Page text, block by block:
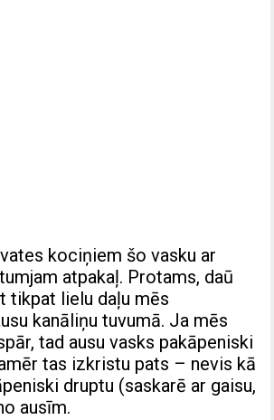
kociņiem šo vasku ar
atpakaļ. Protams, daū
tikpat lielu daļu mēs
kanāliņu tuvumā. Ja mēs
tad ausu vasks pakāpeniski
tas izkristu pats – nevis kā
druptu (saskarē ar gaisu,
ausīm.